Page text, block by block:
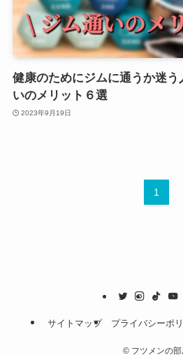
健康のためにジムに通うか迷
いのメリット６選
2023年9月19日
1
サイトマップ プライバシーポ
© フツメンの部